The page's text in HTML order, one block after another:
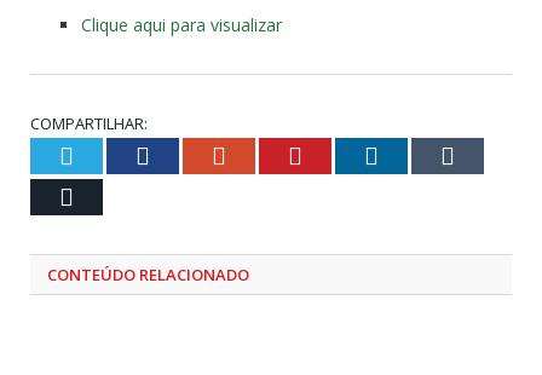
Clique aqui para visualizar
COMPARTILHAR:
Twitter Facebook Google+ Pinterest LinkedIn
CONTEÚDO RELACIONADO